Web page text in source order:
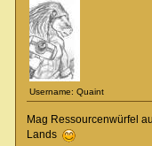
Username: Quaint
Mag Ressourcenwürfel
Lands